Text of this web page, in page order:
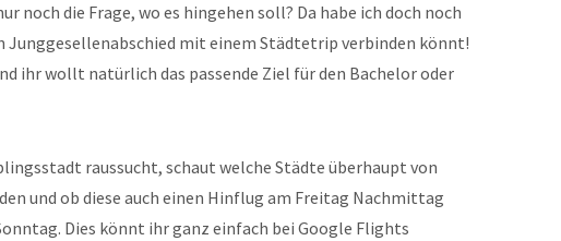
noch die Frage, wo es hingehen soll? Da habe ich doch noch
Junggesellenabschied mit einem Städtetrip verbinden könnt!
ihr wollt natürlich das passende Ziel für den Bachelor oder
raussucht, schaut welche Städte überhaupt von
und ob diese auch einen Hinflug am Freitag Nachmittag
Dies könnt ihr ganz einfach bei Google Flights